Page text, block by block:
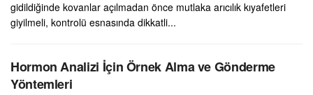
gidildiğinde kovanlar açılmadan önce mutlaka arıcılık kıyafetleri
giyilmeli, kontrolü esnasında dikkatli...
Hormon Analizi İçin Örnek Alma ve Gönderme
Yöntemleri